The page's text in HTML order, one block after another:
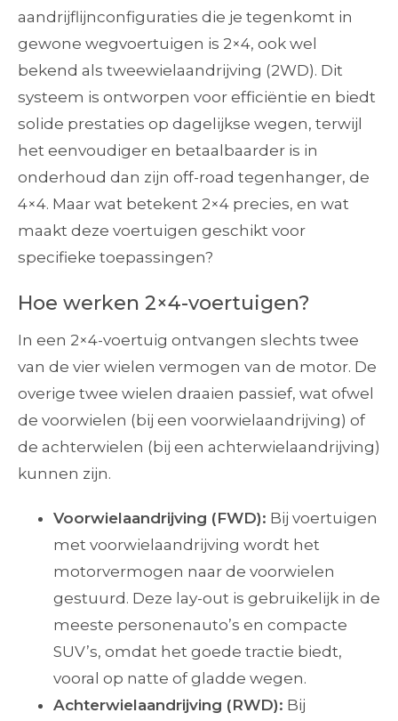
aandrijflijnconfiguraties die je tegenkomt in
gewone wegvoertuigen is 2×4, ook wel
bekend als tweewielaandrijving (2WD). Dit
systeem is ontworpen voor efficiëntie en biedt
solide prestaties op dagelijkse wegen, terwijl
het eenvoudiger en betaalbaarder is in
onderhoud dan zijn off-road tegenhanger, de
4×4. Maar wat betekent 2×4 precies, en wat
maakt deze voertuigen geschikt voor
specifieke toepassingen?
Hoe werken 2×4-voertuigen?
In een 2×4-voertuig ontvangen slechts twee
van de vier wielen vermogen van de motor. De
overige twee wielen draaien passief, wat ofwel
de voorwielen (bij een voorwielaandrijving) of
de achterwielen (bij een achterwielaandrijving)
kunnen zijn.
Voorwielaandrijving (FWD): Bij voertuigen
met voorwielaandrijving wordt het
motorvermogen naar de voorwielen
gestuurd. Deze lay-out is gebruikelijk in de
meeste personenauto’s en compacte
SUV’s, omdat het goede tractie biedt,
vooral op natte of gladde wegen.
Achterwielaandrijving (RWD): Bij